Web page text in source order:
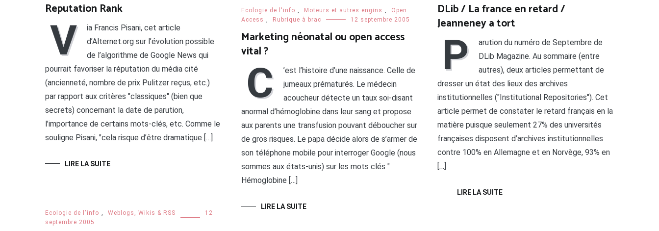
DLib / La france en retard /
Jeanneney a tort
P
arution du numéro de Septembre de
DLib Magazine. Au sommaire (entre
autres), deux articles permettant de
dresser un état des lieux des archives
institutionnelles ("Institutional Repositories"). Cet
article permet de constater le retard français en la
matière puisque seulement 27% des universités
françaises disposent d’archives institutionnelles
contre 100% en Allemagne et en Norvège, 93% en
[…]
LIRE LA SUITE
Reputation Rank
V
ia Francis Pisani, cet article
d’Alternet.org sur l’évolution possible
de l’algorithme de Google News qui
pourrait favoriser la réputation du média cité
(ancienneté, nombre de prix Pulitzer reçus, etc.)
par rapport aux critères "classiques" (bien que
secrets) concernant la date de parution,
l’importance de certains mots-clés, etc. Comme le
souligne Pisani, "cela risque d’être dramatique […]
LIRE LA SUITE
Ecologie de l'info , Moteurs et autres engins ,
Open
Access , Rubrique à brac 12 septembre 2005
Marketing néonatal ou open access
vital ?
C
’est l’histoire d’une naissance. Celle de
jumeaux prématurés. Le médecin
acoucheur détecte un taux soi-disant
anormal d’hémoglobine dans leur sang et propose
aux parents une transfusion pouvant déboucher sur
de gros risques. Le papa décide alors de s’armer de
son téléphone mobile pour interroger Google (nous
sommes aux états-unis) sur les mots clés "
Hémoglobine […]
LIRE LA SUITE
Ecologie de l'info , Weblogs, Wikis & RSS
12
septembre 2005